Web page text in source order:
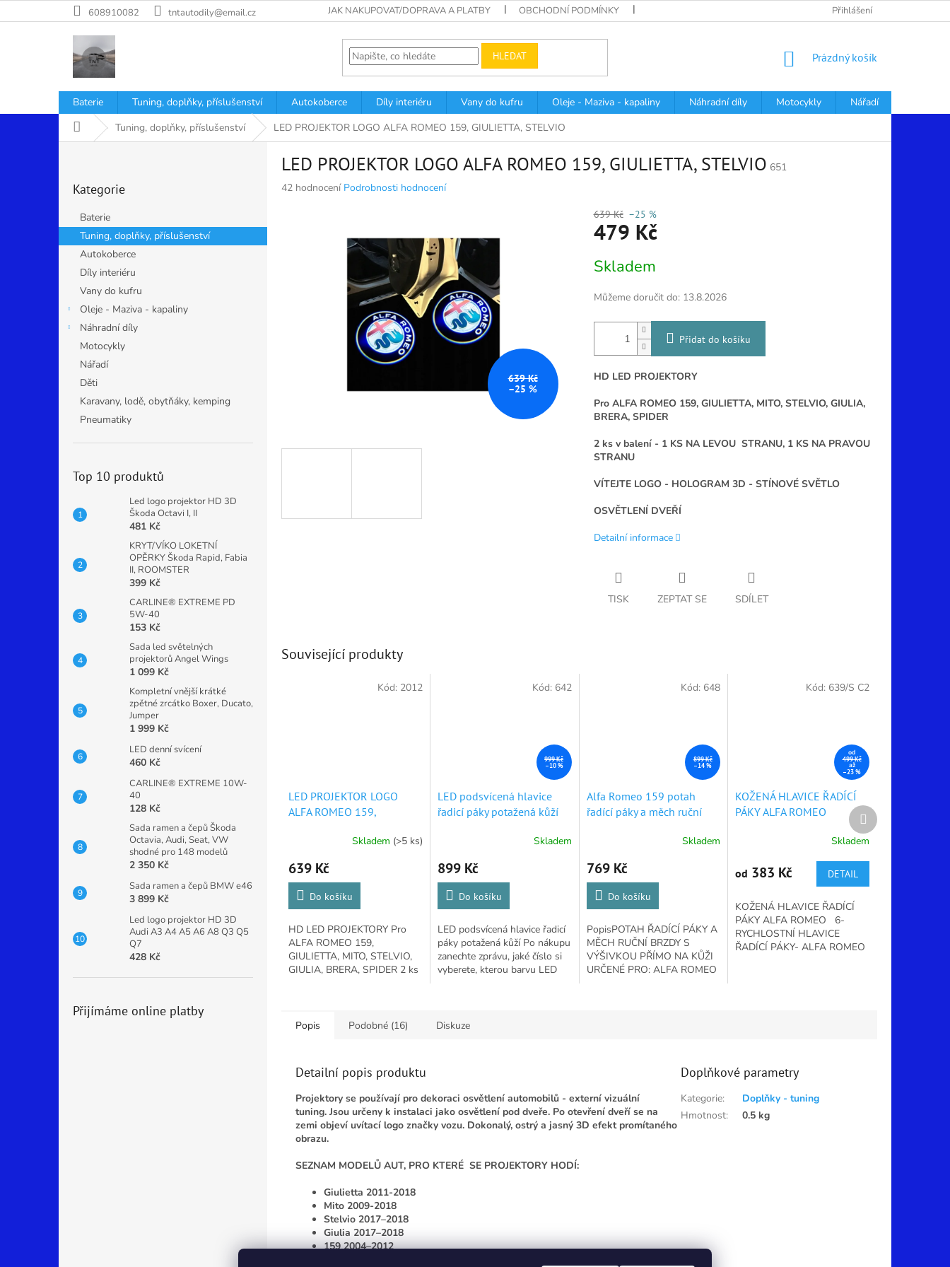
na
608910082 tntautodily@email.cz JAK NAKUPOVAT/DOPRAVA A PLATBY OBCHODNÍ PODMÍNKY Přihlášení
HLEDAT
NÁKUPNÍ
Prázdný košík
Baterie Tuning, doplňky, příslušenství Autokoberce Díly interiéru Vany do kufru Oleje - Maziva - kapaliny Náhradní díly Motocykly Nářadí
Domů Tuning, doplňky, příslušenství LED PROJEKTOR LOGO ALFA ROMEO 159, GIULIETTA, STELVIO
a
n
kategorie
Kategorie
Baterie
Tuning, doplňky, příslušenství
Autokoberce
Díly interiéru
Vany do kufru
Oleje - Maziva - kapaliny
Náhradní díly
Motocykly
Nářadí
Děti
Karavany, lodě, obytňáky, kemping
Pneumatiky
Top 10 produktů
Led logo projektor HD 3D
Škoda Octavi I, II
481 Kč
KRYT/VÍKO LOKETNÍ
OPĚRKY Škoda Rapid, Fabia
II, ROOMSTER
399 Kč
CARLINE® EXTREME PD
5W-40
153 Kč
Sada led světelných
projektorů Angel Wings
1 099 Kč
Kompletní vnější krátké
zpětné zrcátko Boxer, Ducato,
Jumper
1 999 Kč
LED denní svícení
460 Kč
CARLINE® EXTREME 10W-
40
128 Kč
Sada ramen a čepů Škoda
Octavia, Audi, Seat, VW
shodné pro 148 modelů
2 350 Kč
Sada ramen a čepů BMW e46
3 899 Kč
Led logo projektor HD 3D
Audi A3 A4 A5 A6 A8 Q3 Q5
Q7
428 Kč
Přijímáme online platby
LED PROJEKTOR LOGO ALFA ROMEO 159, GIULIETTA, STELVIO 651
Průměrné
42 hodnocení Podrobnosti hodnocení
639 Kč
–25 %
639 Kč –25 %
479 Kč
cena:
Skladem
Můžeme doručit do: 13.8.2026
Přidat do košíku
HD LED PROJEKTORY
Pro ALFA ROMEO 159, GIULIETTA, MITO, STELVIO, GIULIA,
BRERA, SPIDER
2 ks v balení - 1 KS NA LEVOU STRANU, 1 KS NA PRAVOU
STRANU
VÍTEJTE LOGO - HOLOGRAM 3D - STÍNOVÉ SVĚTLO
OSVĚTLENÍ DVEŘÍ
Detailní informace
TISK ZEPTAT SE SDÍLET
Související produkty
LED PROJEKTOR LOGO
ALFA ROMEO 159,
produktu
je
5,0
z
5
hvězdiček.
Skladem (>5 ks)
639 Kč
Do košíku
HD LED PROJEKTORY Pro
ALFA ROMEO 159,
GIULIETTA, MITO, STELVIO,
GIULIA, BRERA, SPIDER 2 ks
Kód: 2012
999 Kč
–10 %
LED podsvícená hlavice
řadicí páky potažená kůží
produktu
je
4,9
z
5
hvězdiček.
Skladem
899 Kč
Do košíku
LED podsvícená hlavice řadicí
páky potažená kůží Po nákupu
zanechte zprávu, jaké číslo si
vyberete, kterou barvu LED
Kód: 642
899 Kč
–14 %
Alfa Romeo 159 potah
řadící páky a měch ruční
produktu
je
5,0
z
5
hvězdiček.
Skladem
769 Kč
Do košíku
PopisPOTAH ŘADÍCÍ PÁKY A
MĚCH RUČNÍ BRZDY S
VÝŠIVKOU PŘÍMO NA KŮŽI
URČENÉ PRO: ALFA ROMEO
Kód: 648
od
499 Kč
až
–23 %
KOŽENÁ HLAVICE ŘADÍCÍ
PÁKY ALFA ROMEO
produktu
z
5
hvězdiček.
Skladem
od 383 Kč DETAIL
KOŽENÁ HLAVICE ŘADÍCÍ
PÁKY ALFA ROMEO 6-
RYCHLOSTNÍ HLAVICE
ŘADÍCÍ PÁKY- ALFA ROMEO
Kód: 639/S C2
Další
produkt
Popis Podobné (16) Diskuze
Detailní popis produktu
Projektory se používají pro dekoraci osvětlení automobilů - externí vizuální
tuning. Jsou určeny k instalaci jako osvětlení pod dveře. Po otevření dveří se na
zemi objeví uvítací logo značky vozu. Dokonalý, ostrý a jasný 3D efekt promítaného
obrazu.
SEZNAM MODELŮ AUT, PRO KTERÉ SE PROJEKTORY HODÍ:
Giulietta 2011-2018
Mito 2009-2018
Stelvio 2017–2018
Giulia 2017–2018
159 2004–2012
Doplňkové parametry
Kategorie:
Doplňky - tuning
Hmotnost: 0.5 kg